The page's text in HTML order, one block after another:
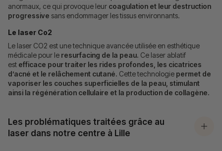
anormaux, ce qui provoque leur coagulation et leur destruction
progressive sans endommager les tissus environnants.
Le laser Co2
Le laser CO2 est une technique avancée utilisée en esthétique
médicale pour le resurfacing de la peau. Ce laser ablatif
est efficace pour traiter les rides profondes, les cicatrices
d’acné et le relâchement cutané. Cette technologie permet de
vaporiser les couches superficielles de la peau, stimulant
ainsi la régénération cellulaire et la production de collagène.
Les problématiques traitées grâce au
laser dans notre centre à Lille